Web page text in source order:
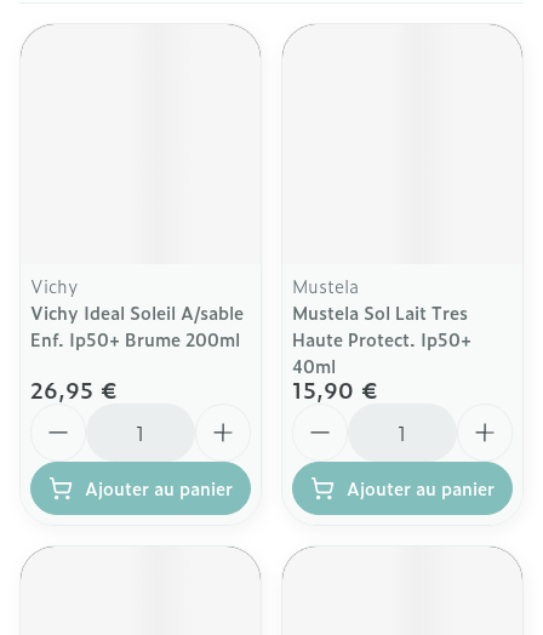
Vichy
Vichy Ideal Soleil A/sable
Enf. Ip50+ Brume 200ml
26,95 €
Ajouter au panier
Mustela
Mustela Sol Lait Tres
Haute Protect. Ip50+
40ml
15,90 €
Ajouter au panier